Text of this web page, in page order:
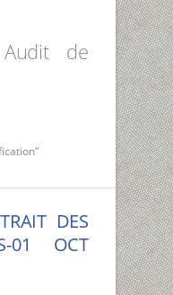
Audit de
DES
01 OCT